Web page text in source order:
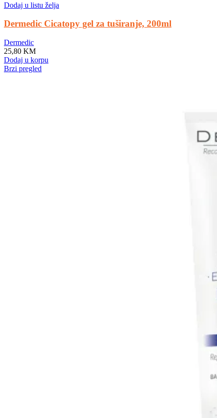
Dodaj u listu želja
Dermedic Cicatopy gel za tuširanje, 200ml
Dermedic
25,80 KM
Dodaj u korpu
Brzi pregled